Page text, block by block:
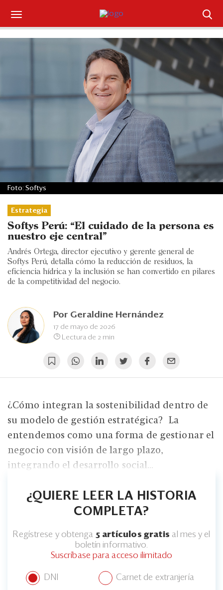
Suscríbase
¿Qué está pasando?
Sectores y Empresas
Management
Economía y Finanzas
Eventos
Blogs
Ranking CEO
Estrategia
Softys Perú: “El cuidado de la persona es
nuestro eje central”
Andrés Ortega, director ejecutivo y gerente general de
Softys Perú, detalla cómo la reducción de residuos, la
eficiencia hídrica y la inclusión se han convertido en pilares
de la competitividad del negocio.
Por Geraldine Hernández
17 de mayo de 2026
Lectura de 2 min
Foto: Softys
¿Cómo integran la sostenibilidad dentro de
su modelo de gestión estratégica? La
entendemos como una forma de gestionar el
negocio con visión de largo plazo,
integrando el desarrollo social...
¿QUIERE LEER LA HISTORIA
COMPLETA?
Regístrese y obtenga 5 artículos gratis al mes y el
boletín informativo.
Suscríbase para acceso ilimitado
DNI Carnet de extranjería